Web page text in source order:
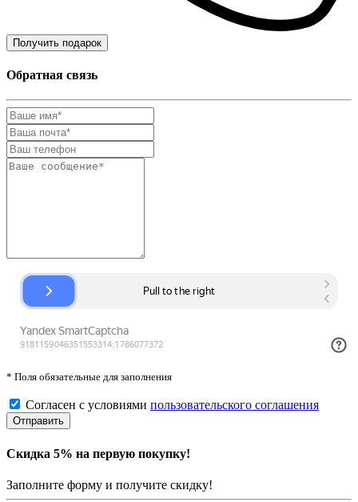
Получить подарок
Обратная связь
* Поля обязательные для заполнения
Согласен с условиями пользовательского соглашения
Скидка 5% на первую покупку!
Заполните форму и получите скидку!